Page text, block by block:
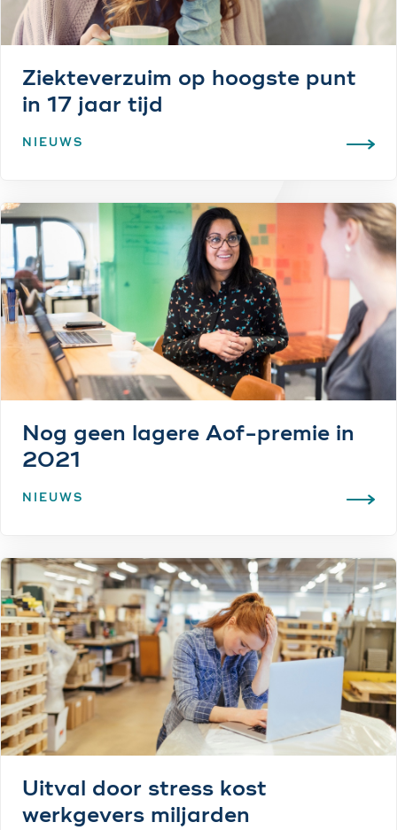
Ziekteverzuim op hoogste punt
in 17 jaar tijd
NIEUWS
Nog geen lagere Aof-premie in
2021
NIEUWS
Uitval door stress kost
werkgevers miljarden